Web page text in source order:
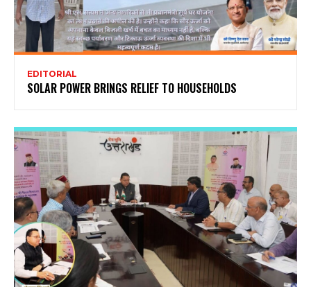
EDITORIAL
SOLAR POWER BRINGS RELIEF TO HOUSEHOLDS